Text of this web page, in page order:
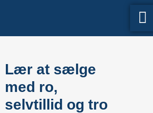
Lær at sælge
med ro,
selvtillid og tro